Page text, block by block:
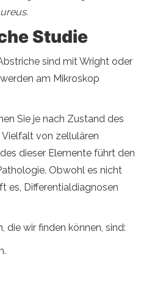
Studie
sind mit Wright oder
am Mikroskop
Sie je nach Zustand des
Vielfalt von zellulären
dieser Elemente führt den
Obwohl es nicht
es, Differentialdiagnosen
die wir finden können, sind: